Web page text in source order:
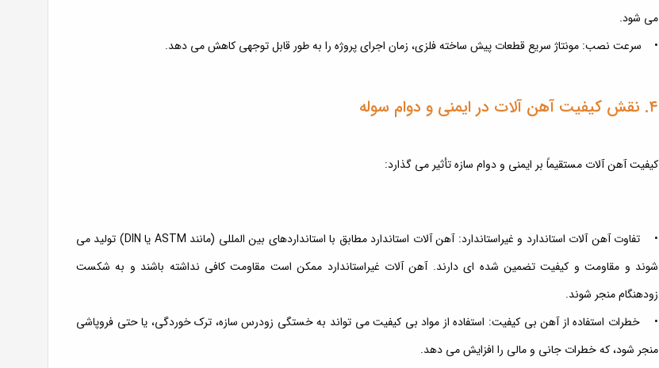
می شود.
• سرعت نصب: مونتاژ سریع قطعات پیش ساخته فلزی، زمان اجرای پروژه را به طور قابل توجهی کاهش می دهد.
۴. نقش کیفیت آهن آلات در ایمنی و دوام سوله
کیفیت آهن آلات مستقیماً بر ایمنی و دوام سازه تأثیر می گذارد:
• تفاوت آهن آلات استاندارد و غیراستاندارد: آهن آلات استاندارد مطابق با استانداردهای بین المللی (مانند ASTM یا DIN) تولید می
شوند و مقاومت و کیفیت تضمین شده ای دارند. آهن آلات غیراستاندارد ممکن است مقاومت کافی نداشته باشند و به شکست
زودهنگام منجر شوند.
• خطرات استفاده از آهن بی کیفیت: استفاده از مواد بی کیفیت می تواند به خستگی زودرس سازه، ترک خوردگی، یا حتی فروپاشی
منجر شود، که خطرات جانی و مالی را افزایش می دهد.